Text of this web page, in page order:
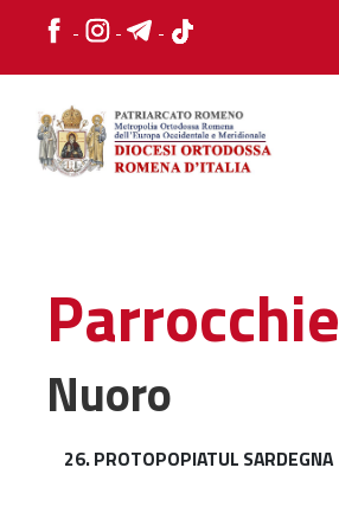
STORIA
Parrocchie
Nuoro
26. PROTOPOPIATUL SARDEGNA